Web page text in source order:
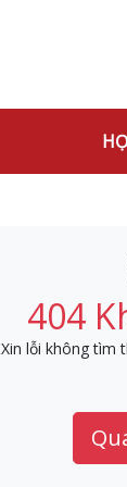
404
Xin lỗi không tìm